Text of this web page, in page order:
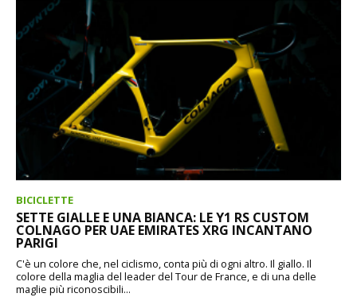
BICICLETTE
SETTE GIALLE E UNA BIANCA: LE Y1 RS CUSTOM
COLNAGO PER UAE EMIRATES XRG INCANTANO
PARIGI
C'è un colore che, nel ciclismo, conta più di ogni altro. Il giallo. Il
colore della maglia del leader del Tour de France, e di una delle
maglie più riconoscibili...